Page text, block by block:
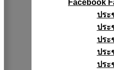
Facebook
ประ
ประ
ประ
ประ
ประ